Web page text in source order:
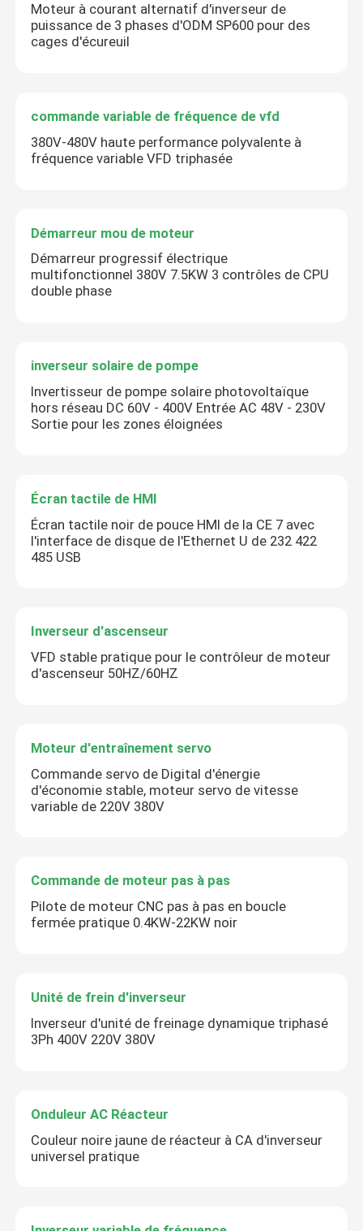
Moteur à courant alternatif d'inverseur de
puissance de 3 phases d'ODM SP600 pour des
cages d'écureuil
commande variable de fréquence de vfd
380V-480V haute performance polyvalente à
fréquence variable VFD triphasée
Démarreur mou de moteur
Démarreur progressif électrique
multifonctionnel 380V 7.5KW 3 contrôles de CPU
double phase
inverseur solaire de pompe
Invertisseur de pompe solaire photovoltaïque
hors réseau DC 60V - 400V Entrée AC 48V - 230V
Sortie pour les zones éloignées
Écran tactile de HMI
Écran tactile noir de pouce HMI de la CE 7 avec
l'interface de disque de l'Ethernet U de 232 422
485 USB
Inverseur d'ascenseur
VFD stable pratique pour le contrôleur de moteur
d'ascenseur 50HZ/60HZ
Moteur d'entraînement servo
Commande servo de Digital d'énergie
d'économie stable, moteur servo de vitesse
variable de 220V 380V
Commande de moteur pas à pas
Pilote de moteur CNC pas à pas en boucle
fermée pratique 0.4KW-22KW noir
Unité de frein d'inverseur
Inverseur d'unité de freinage dynamique triphasé
3Ph 400V 220V 380V
Onduleur AC Réacteur
Couleur noire jaune de réacteur à CA d'inverseur
universel pratique